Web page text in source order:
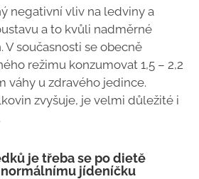
negativní vliv na ledviny a
a to kvůli nadměrné
V současnosti se obecně
režimu konzumovat 1,5 – 2,2
váhy u zdravého jedince.
zvyšuje, je velmi důležité i
je třeba se po dietě
jídeníčku